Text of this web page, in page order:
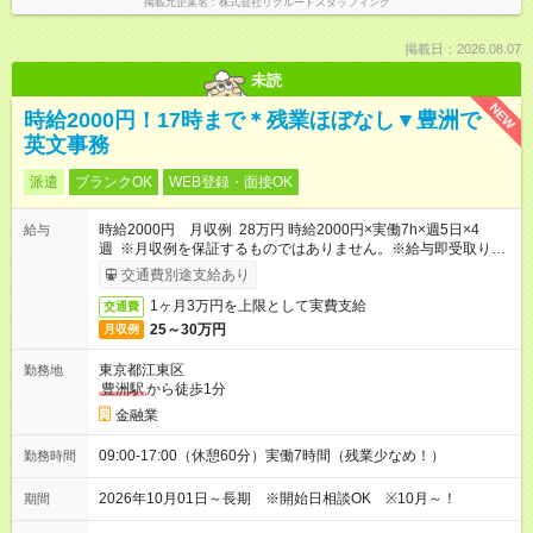
掲載元企業名 株式会社リクルートスタッフィング
掲載日：2026.08.07
未読
NEW
時給2000円！17時まで＊残業ほぼなし▼豊洲で
英文事務
派遣 ブランクOK WEB登録・面接OK
給与
時給2000円 月収例 28万円 時給2000円×実働7h×週5日×4
週 ※月収例を保証するものではありません。※給与即受取りサ
ービス利用可（利用条件有）
交通費別途支給あり
交通費 1ヶ月3万円を上限として実費支給
月収例 25～30万円
勤務地
東京都江東区
豊洲駅から徒歩1分
金融業
勤務時間 09:00-17:00（休憩60分）実働7時間（残業少なめ！）
期間 2026年10月01日～長期 ※開始日相談OK ※10月～！